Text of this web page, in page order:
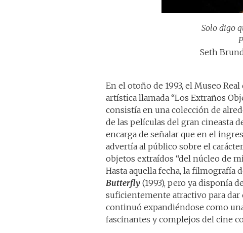
Solo digo
Seth
En el otoño de 1993, el Museo
artística llamada “Los Extraños
consistía en una colección de
de las películas del gran cineasta
encarga de señalar que en el
advertía al público sobre el
objetos extraídos “del núcleo de
Hasta aquella fecha, la filmografía
Butterfly (1993), pero ya disponía
suficientemente atractivo para dar
continuó expandiéndose como
fascinantes y complejos del cine